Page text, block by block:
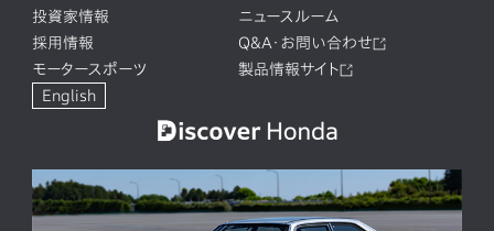
投資家情報
ニュースルーム
採用情報
Q&A・お問い合わせ
モータースポーツ
製品情報サイト
English